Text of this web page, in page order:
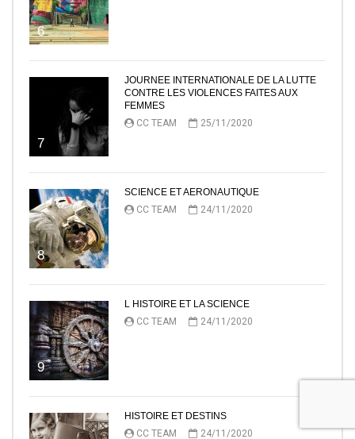
6
7
JOURNEE INTERNATIONALE DE LA LUTTE
CONTRE LES VIOLENCES FAITES AUX
FEMMES
CC TEAM
25/11/2020
8
SCIENCE ET AERONAUTIQUE
CC TEAM
24/11/2020
9
L HISTOIRE ET LA SCIENCE
CC TEAM
24/11/2020
HISTOIRE ET DESTINS
CC TEAM
24/11/2020